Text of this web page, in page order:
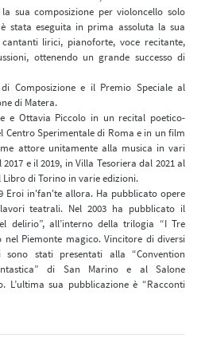
sua composizione per violoncello solo
stata eseguita in prima assoluta la sua
lirici, pianoforte, voce recitante,
ottenendo un grande successo di
Composizione e il Premio Speciale al
di Matera.
e Ottavia Piccolo in un recital poetico-
Sperimentale di Roma e in un film
attore unitamente alla musica in vari
e il 2019, in Villa Tesoriera dal 2021 al
Libro di Torino in varie edizioni.
Eroi in'fan'te allora. Ha pubblicato opere
teatrali. Nel 2003 ha pubblicato il
delirio”, all’interno della trilogia “I Tre
nel Piemonte magico. Vincitore di diversi
stati presentati alla “Convention
di San Marino e al Salone
L’ultima sua pubblicazione è “Racconti